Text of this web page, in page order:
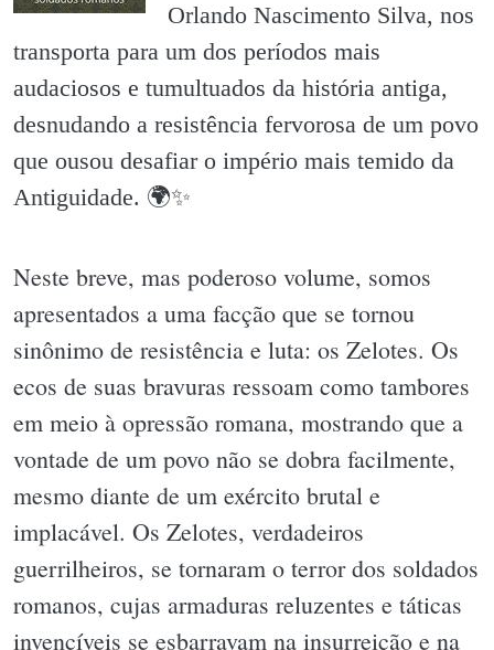
Orlando Nascimento Silva, nos
transporta para um dos períodos mais
audaciosos e tumultuados da história antiga,
desnudando a resistência fervorosa de um povo
que ousou desafiar o império mais temido da
Antiguidade. 🌍✨️
Neste breve, mas poderoso volume, somos
apresentados a uma facção que se tornou
sinônimo de resistência e luta: os Zelotes. Os
ecos de suas bravuras ressoam como tambores
em meio à opressão romana, mostrando que a
vontade de um povo não se dobra facilmente,
mesmo diante de um exército brutal e
implacável. Os Zelotes, verdadeiros
guerrilheiros, se tornaram o terror dos soldados
romanos, cujas armaduras reluzentes e táticas
invencíveis se esbarravam na insurreição e na